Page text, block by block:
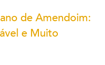
de Amendoim:
e Muito